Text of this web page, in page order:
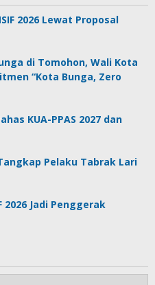
2026 Lewat Proposal
di Tomohon, Wali Kota
“Kota Bunga, Zero
KUA-PPAS 2027 dan
Pelaku Tabrak Lari
2026 Jadi Penggerak